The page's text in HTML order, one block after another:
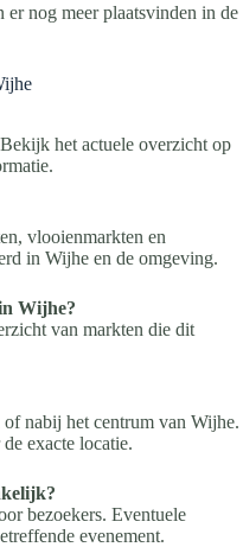
nog meer plaatsvinden in de
het actuele overzicht op
vlooienmarkten en
in Wijhe en de omgeving.
Wijhe?
van markten die dit
nabij het centrum van Wijhe.
exacte locatie.
bezoekers. Eventuele
evenement.